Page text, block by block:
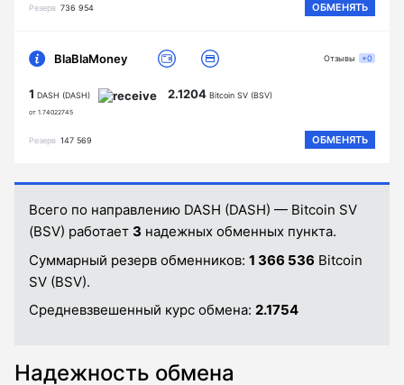
Резерв 736 954 ОБМЕНЯТЬ
BlaBlaMoney
1 DASH (DASH)
от 1.74022745
2.1204 Bitcoin SV (BSV)
Резерв 147 569 ОБМЕНЯТЬ
Отзывы +0
Всего по направлению DASH (DASH) — Bitcoin SV
(BSV) работает 3 надежных обменных пункта.
Суммарный резерв обменников: 1 366 536 Bitcoin
SV (BSV).
Средневзвешенный курс обмена: 2.1754
Надежность обмена